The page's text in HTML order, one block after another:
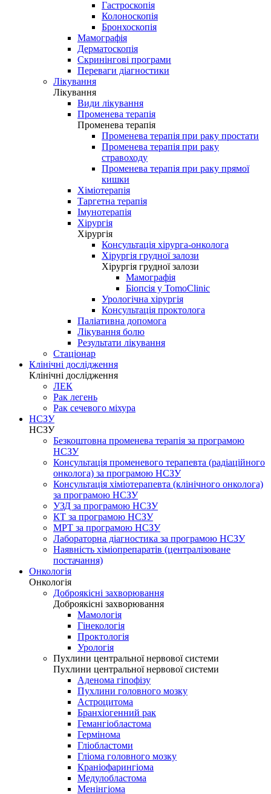
Гастроскопія
Колоноскопія
Бронхоскопія
Мамографія
Дерматоскопія
Скринінгові програми
Переваги діагностики
Лікування
Лікування
Види лікування
Променева терапія
Променева терапія
Променева терапія при раку простати
Променева терапія при раку
стравоходу
Променева терапія при раку прямої
кишки
Хіміотерапія
Таргетна терапія
Імунотерапія
Хірургія
Хірургія
Консультація хірурга-онколога
Хірургія грудної залози
Хірургія грудної залози
Мамографія
Біопсія у TomoClinic
Урологічна хірургія
Консультація проктолога
Паліативна допомога
Лікування болю
Результати лікування
Стаціонар
Клінічні дослідження
Клінічні дослідження
ЛЕК
Рак легень
Рак сечевого міхура
НСЗУ
НСЗУ
Безкоштовна променева терапія за програмою
НСЗУ
Консультація променевого терапевта (радіаційного
онколога) за програмою НСЗУ
Консультація хіміотерапевта (клінічного онколога)
за програмою НСЗУ
УЗД за програмою НСЗУ
КТ за програмою НСЗУ
МРТ за програмою НСЗУ
Лабораторна діагностика за програмою НСЗУ
Наявність хіміопрепаратів (централізоване
постачання)
Онкологія
Онкологія
Доброякісні захворювання
Доброякісні захворювання
Мамологія
Гінекологія
Проктологія
Урологія
Пухлини центральної нервової системи
Пухлини центральної нервової системи
Аденома гіпофізу
Пухлини головного мозку
Астроцитома
Бранхіогенний рак
Гемангіобластома
Гермінома
Гліобластоми
Гліома головного мозку
Краніофарингіома
Медулобластома
Менінгіома